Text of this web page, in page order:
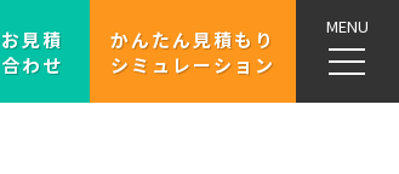
見積
わせ
かんたん見積もり
シミュレーション
MENU